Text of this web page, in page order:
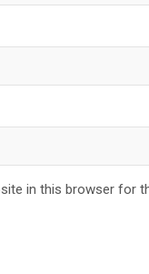
in this browser for